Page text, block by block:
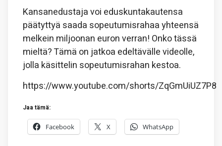
Kansanedustaja voi eduskuntakautensa
päätyttyä saada sopeutumisrahaa yhteensä
melkein miljoonan euron verran! Onko tässä
mieltä? Tämä on jatkoa edeltävälle videolle,
jolla käsittelin sopeutumisrahan kestoa.
https://www.youtube.com/shorts/ZqGmUiUZ7P8
Jaa tämä:
Facebook X WhatsApp